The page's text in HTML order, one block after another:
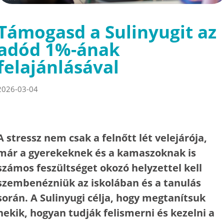
a Sulinyugit az
1%-ának
03-04
stressz nem csak a felnőtt lét velejárója,
a gyerekeknek és a kamaszoknak is
feszültséget okozó helyzettel kell
az iskolában és a tanulás
A Sulinyugi célja, hogy megtanítsuk
hogyan tudják felismerni és kezelni a